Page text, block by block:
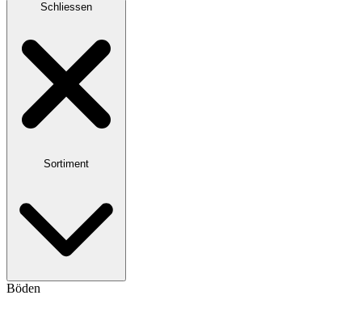
Schliessen
Sortiment
Böden